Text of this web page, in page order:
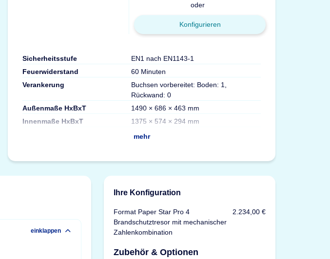
oder
Konfigurieren
Sicherheitsstufe
EN1 nach EN1143-1
Feuerwiderstand
60 Minuten
Verankerung
Buchsen vorbereitet: Boden: 1,
Rückwand: 0
Außenmaße HxBxT
1490 × 686 × 463 mm
Innenmaße HxBxT
1375 × 574 × 294 mm
mehr
einklappen
Ihre Konfiguration
Format Paper Star Pro 4
Brandschutztresor mit mechanischer
Zahlenkombination
2.234,00 €
Zubehör & Optionen